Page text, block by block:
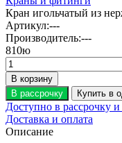
Кран игольчатый из
Артикул:---
Производитель:---
810ю
В корзину
В рассрочку
Купить в
Доступно в рассрочку и
Доставка и оплата
Описание